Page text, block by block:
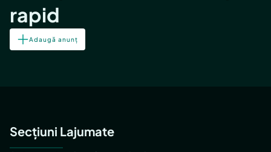
rapid
Adaugă anunț
Secțiuni Lajumate